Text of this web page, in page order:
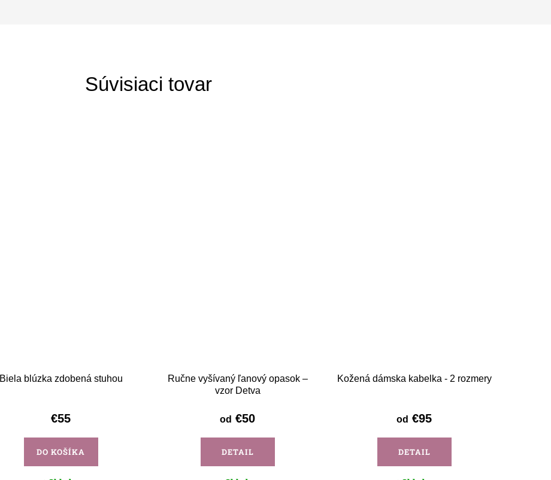
Súvisiaci tovar
Biela blúzka zdobená stuhou
€55
DO KOŠÍKA
Ručne vyšívaný ľanový opasok –
vzor Detva
od €50
DETAIL
Kožená dámska kabelka - 2 rozmery
od €95
DETAIL